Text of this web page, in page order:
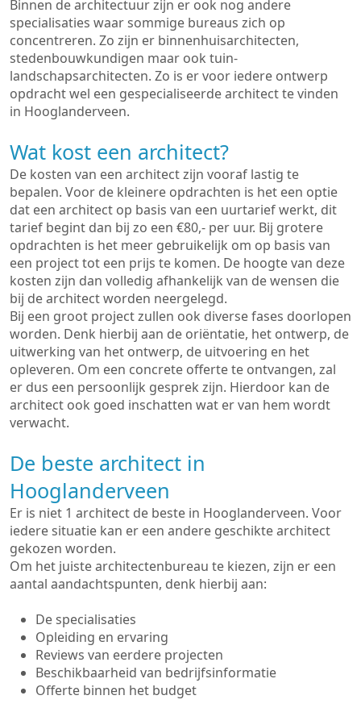
Binnen de architectuur zijn er ook nog andere
specialisaties waar sommige bureaus zich op
concentreren. Zo zijn er binnenhuisarchitecten,
stedenbouwkundigen maar ook tuin-
landschapsarchitecten. Zo is er voor iedere ontwerp
opdracht wel een gespecialiseerde architect te vinden
in Hooglanderveen.
Wat kost een architect?
De kosten van een architect zijn vooraf lastig te
bepalen. Voor de kleinere opdrachten is het een optie
dat een architect op basis van een uurtarief werkt, dit
tarief begint dan bij zo een €80,- per uur. Bij grotere
opdrachten is het meer gebruikelijk om op basis van
een project tot een prijs te komen. De hoogte van deze
kosten zijn dan volledig afhankelijk van de wensen die
bij de architect worden neergelegd.
Bij een groot project zullen ook diverse fases doorlopen
worden. Denk hierbij aan de oriëntatie, het ontwerp, de
uitwerking van het ontwerp, de uitvoering en het
opleveren. Om een concrete offerte te ontvangen, zal
er dus een persoonlijk gesprek zijn. Hierdoor kan de
architect ook goed inschatten wat er van hem wordt
verwacht.
De beste architect in
Hooglanderveen
Er is niet 1 architect de beste in Hooglanderveen. Voor
iedere situatie kan er een andere geschikte architect
gekozen worden.
Om het juiste architectenbureau te kiezen, zijn er een
aantal aandachtspunten, denk hierbij aan:
De specialisaties
Opleiding en ervaring
Reviews van eerdere projecten
Beschikbaarheid van bedrijfsinformatie
Offerte binnen het budget